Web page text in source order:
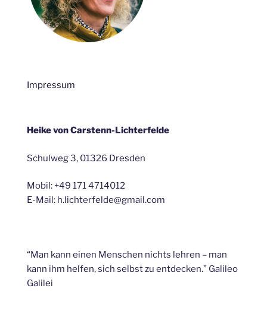
Impressum
Heike von Carstenn-Lichterfelde
Schulweg 3, 01326 Dresden
Mobil: +49 171 4714012
E-Mail: h.lichterfelde@gmail.com
“Man kann einen Menschen nichts lehren – man
kann ihm helfen, sich selbst zu entdecken.” Galileo
Galilei